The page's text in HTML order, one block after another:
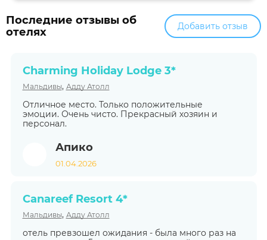
Последние отзывы об
отелях
Добавить отзыв
Charming Holiday Lodge 3*
Мальдивы, Адду Атолл
Отличное место. Только положительные
эмоции. Очень чисто. Прекрасный хозяин и
персонал.
Апико
01.04.2026
Canareef Resort 4*
Мальдивы, Адду Атолл
отель превзошел ожидания - была много раз на